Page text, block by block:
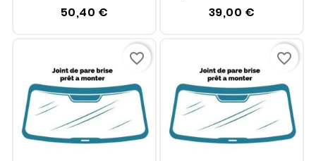
50,40 € 39,00 €
favorite_border favorite_border